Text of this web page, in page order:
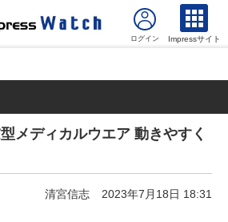
Impressサイト
メディカルウエア 動きやすく
清宮信志 2023年7月18日 18:31